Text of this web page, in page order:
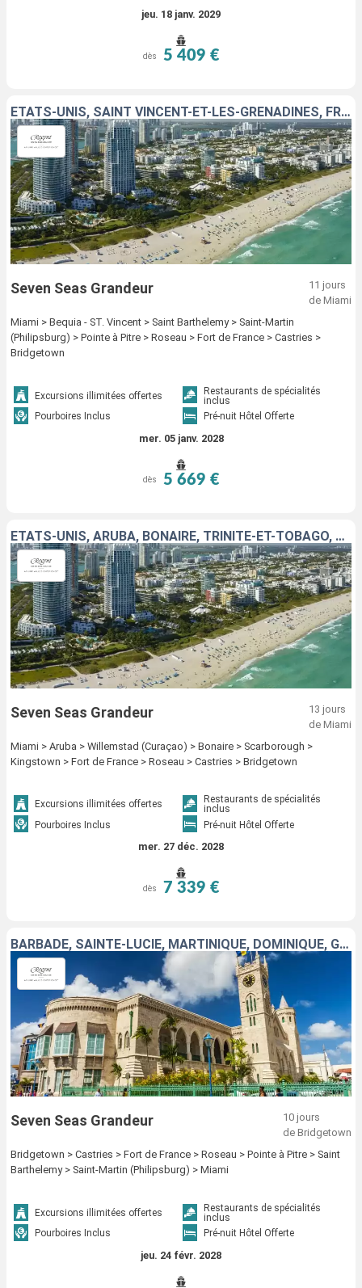
jeu. 18 janv. 2029
dès 5 409 €
ÉTATS-UNIS, SAINT VINCENT-ET-LES-GRENADINES, FRANCE, SAINT-MARTIN, GUADELOUPE, DOMINIQUE, MARTINIQUE, SAINTE-LUCIE, BARBADE
Seven Seas Grandeur
11 jours
de Miami
Miami > Bequia - ST. Vincent > Saint Barthelemy > Saint-Martin
(Philipsburg) > Pointe à Pitre > Roseau > Fort de France > Castries >
Bridgetown
Excursions illimitées offertes
Restaurants de spécialités
inclus
Pourboires Inclus
Pré-nuit Hôtel Offerte
mer. 05 janv. 2028
dès 5 669 €
ÉTATS-UNIS, ARUBA, BONAIRE, TRINITÉ-ET-TOBAGO, SAINT VINCENT-ET-LES-GRENADINES, MARTINIQUE, DOMINIQUE, SAINTE-LUCIE, BARBADE
Seven Seas Grandeur
13 jours
de Miami
Miami > Aruba > Willemstad (Curaçao) > Bonaire > Scarborough >
Kingstown > Fort de France > Roseau > Castries > Bridgetown
Excursions illimitées offertes
Restaurants de spécialités
inclus
Pourboires Inclus
Pré-nuit Hôtel Offerte
mer. 27 déc. 2028
dès 7 339 €
BARBADE, SAINTE-LUCIE, MARTINIQUE, DOMINIQUE, GUADELOUPE, FRANCE, SAINT-MARTIN, ÉTATS-UNIS
Seven Seas Grandeur
10 jours
de Bridgetown
Bridgetown > Castries > Fort de France > Roseau > Pointe à Pitre > Saint
Barthelemy > Saint-Martin (Philipsburg) > Miami
Excursions illimitées offertes
Restaurants de spécialités
inclus
Pourboires Inclus
Pré-nuit Hôtel Offerte
jeu. 24 févr. 2028